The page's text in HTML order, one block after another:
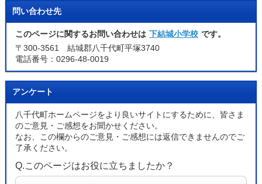
問い合わせ先
このページに関するお問い合わせは 下結城小学校 です。
〒300-3561 結城郡八千代町平塚3740
電話番号：0296-48-0019
アンケート
八千代町ホームページをより良いサイトにするために、皆さま
のご意見・ご感想をお聞かせください。
なお、この欄からのご意見・ご感想には返信できませんのでご
了承ください。
Q.このページはお役に立ちましたか？